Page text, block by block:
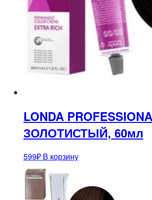
LONDA
ЗОЛОТИСТЫЙ, 60мл
599₽ В корзину